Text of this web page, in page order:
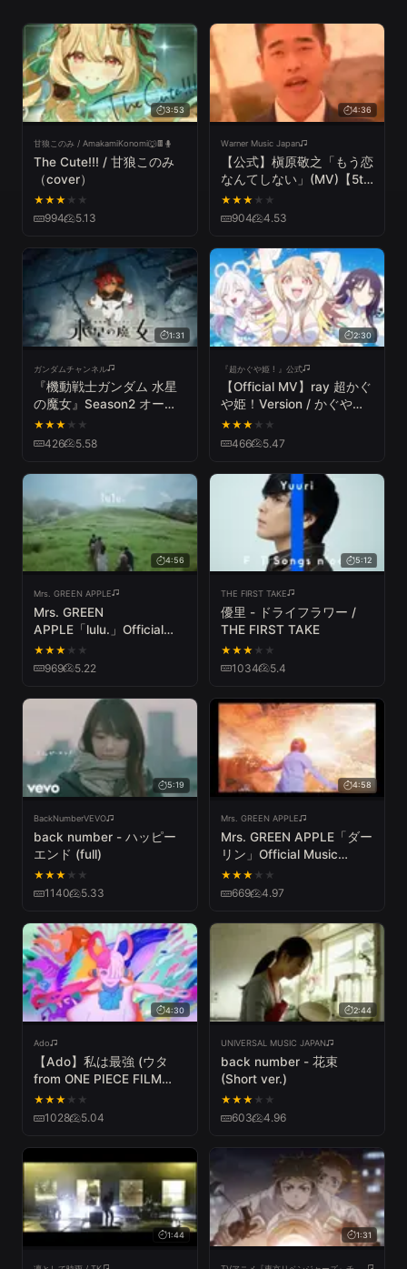
3:53
甘狼このみ / AmakamiKonomi🐺🍫
The Cute!!! / 甘狼このみ
（cover）
★★★ ★ ★
994 5.13
4:36
Warner Music Japan
【公式】槇原敬之「もう恋
なんてしない」(MV)【5th
シングル】 (1992年)
Noriyuki Makihara/Mo
★★★ ★ ★
904 4.53
1:31
ガンダムチャンネル
『機動戦士ガンダム 水星
の魔女』Season2 オープ
ニング映像（ノンクレジッ
ト）｜yama「slash」
★★★ ★ ★
426 5.58
2:30
『超かぐや姫 ! 』公式
【Official MV】ray 超かぐ
や姫！Version / かぐや
(cv.夏吉ゆうこ)、月見ヤ
チヨ (cv.早見沙織) from #
★★★ ★ ★
466 5.47
4:56
Mrs. GREEN APPLE
Mrs. GREEN
APPLE「lulu.」Official
Music Video
★★★ ★ ★
969 5.22
5:12
THE FIRST TAKE
優里 - ドライフラワー /
THE FIRST TAKE
★★★ ★ ★
1034 5.4
5:19
BackNumberVEVO
back number - ハッピー
エンド (full)
★★★ ★ ★
1140 5.33
4:58
Mrs. GREEN APPLE
Mrs. GREEN APPLE「ダー
リン」Official Music
Video
★★★ ★ ★
669 4.97
4:30
Ado
【Ado】私は最強 (ウタ
from ONE PIECE FILM
RED)
★★★ ★ ★
1028 5.04
2:44
UNIVERSAL MUSIC JAPAN
back number - 花束
(Short ver.)
★★★ ★ ★
603 4.96
1:44 1:31